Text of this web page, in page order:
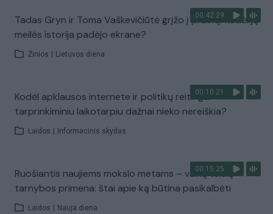
00:42:29
Tadas Gryn ir Toma Vaškevičiūtė grįžo į praeitį: kodėl jų
meilės istorija padėjo ekrane?
Žinios Lietuvos diena
00:10:21
Kodėl apklausos internete ir politikų reitingai
tarprinkiminiu laikotarpiu dažnai nieko nereiškia?
Laidos Informacinis skydas
00:15:25
Ruošiantis naujiems mokslo metams – vaikų teisių
tarnybos primena: štai apie ką būtina pasikalbėti
Laidos Nauja diena